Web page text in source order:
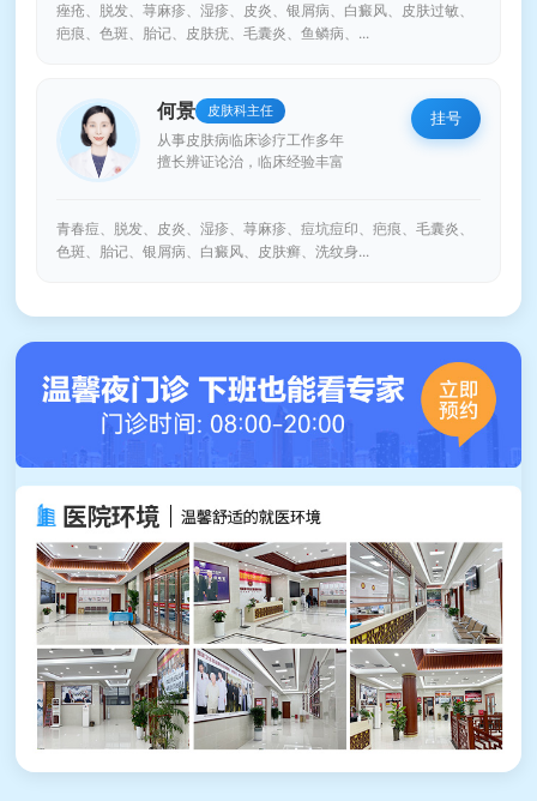
痤疮、脱发、荨麻疹、湿疹、皮炎、银屑病、白癜风、皮肤过敏、
疤痕、色斑、胎记、皮肤疣、毛囊炎、鱼鳞病、...
何景 皮肤科主任
从事皮肤病临床诊疗工作多年
擅长辨证论治，临床经验丰富
挂号
青春痘、脱发、皮炎、湿疹、荨麻疹、痘坑痘印、疤痕、毛囊炎、
色斑、胎记、银屑病、白癜风、皮肤癣、洗纹身...